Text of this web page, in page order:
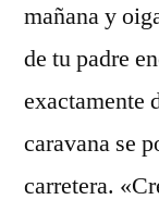
mañana y
de tu padre
exactamente
caravana se
carretera.